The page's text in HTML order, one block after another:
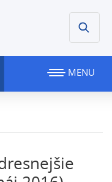
MENU